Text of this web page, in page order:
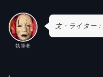
執筆者
文・ライター：